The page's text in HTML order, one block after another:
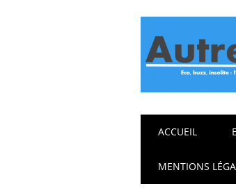
Main
ACCUEIL
MENTIONS